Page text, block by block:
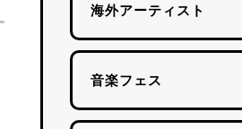
海外アーティスト
音楽フェス